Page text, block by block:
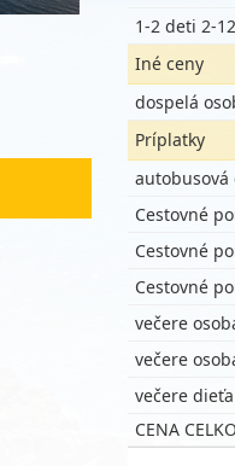
1-2 deti 2-
Iné ceny
dospelá
Príplatky
autobusová
Cestovné
Cestovné
Cestovné
večere
večere
večere
CENA